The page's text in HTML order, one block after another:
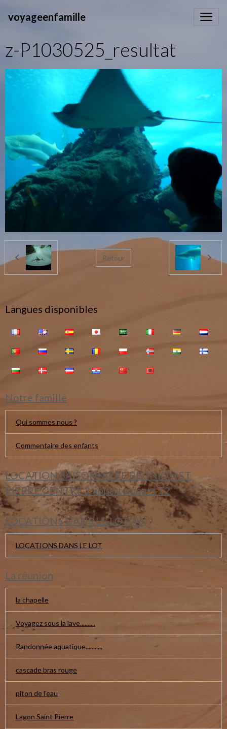
voyageenfamille
z-P1030525_resultat
Retour
Langues disponibles
Notre famille
Qui sommes nous ?
Commentaire des enfants
LOCATION SAISONNIERE REUNION ST
PIERRE CENTRE 2 appartements T2
LOCATIONS DANS LE LOT(46)
LOCATIONS DANS LE LOT
La réunion
la chapelle
Voyagez sous la lave..........
Randonnée aquatique...........
cascade bras rouge
piton de l'eau
Lagon Saint Pierre